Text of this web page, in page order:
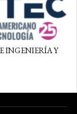
INGENIERÍA Y